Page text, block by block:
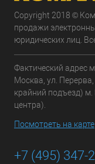
Copyright 2018 ©
продажи
юридических лиц.
Фактический адрес
Москва, ул.
крайний подъезд) м.
центра).
Посмотреть на карте
+7 (495) 347-